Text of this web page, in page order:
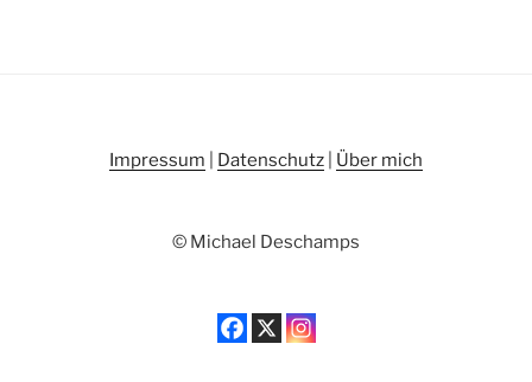
Impressum Datenschutz Über mich
© Michael Deschamps